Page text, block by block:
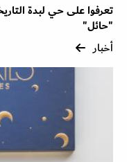
تعرفوا على حي لبدة
"حائل"
أخبار